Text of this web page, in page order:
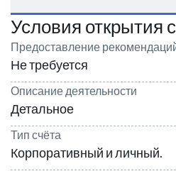
Условия открытия
Предоставление
Не требуется
Описание деятельности
Детальное
Тип счёта
Корпоративный и личный.